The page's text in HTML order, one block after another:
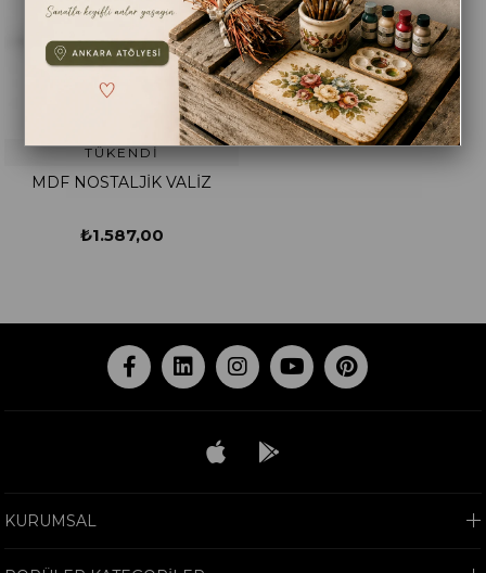
TÜKENDI
MDF NOSTALJİK VALİZ
₺1.587,00
KURUMSAL